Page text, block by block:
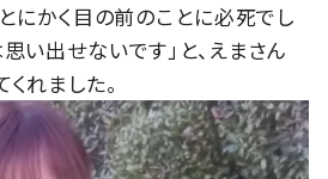
とにかく目の前のことに必死でし
い出せないです」と、えまさん
れました。